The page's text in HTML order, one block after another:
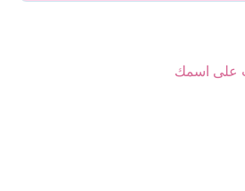
على اسمك